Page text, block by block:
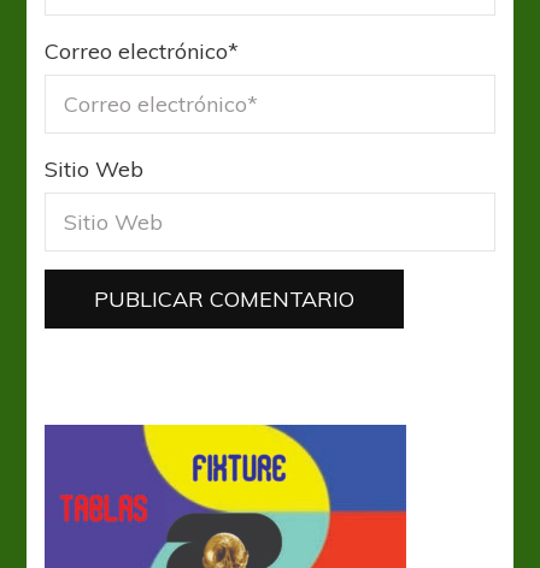
Correo electrónico*
Sitio Web